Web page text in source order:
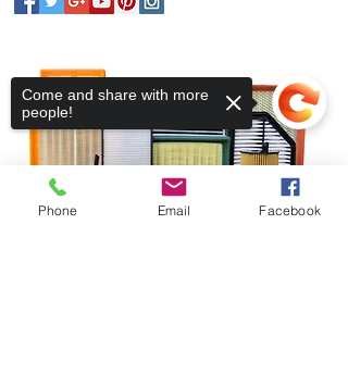
Phone Email Facebook
Come and share with more
people!